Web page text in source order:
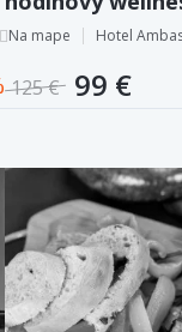
Na mape Hotel
125 € 99 €